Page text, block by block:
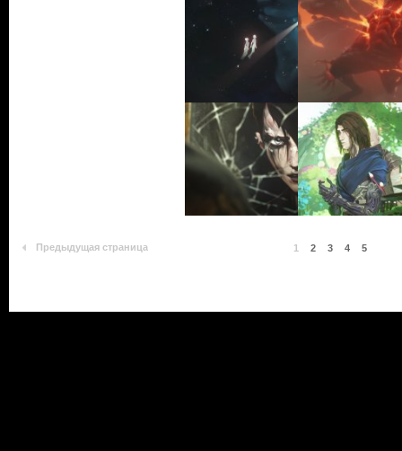
Предыдущая страница 1 2 3 4 5